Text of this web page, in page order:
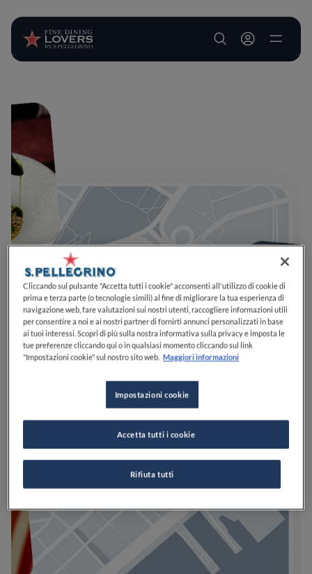
User account
Cliccando sul pulsante "Accetta tutti i cookie" acconsenti all'utilizzo di cookie di
prima e terza parte (o tecnologie simili) al fine di migliorare la tua esperienza di
navigazione web, fare valutazioni sui nostri utenti, raccogliere informazioni utili
per consentire a noi e ai nostri partner di fornirti annunci personalizzati in base
ai tuoi interessi. Scopri di più sulla nostra informativa sulla privacy e imposta le
tue preferenze cliccando qui o in qualsiasi momento cliccando sul link
"Impostazioni cookie" sul nostro sito web. Maggiori informazioni
Impostazioni cookie
Rifiuta tutti
Accetta tutti i cookie